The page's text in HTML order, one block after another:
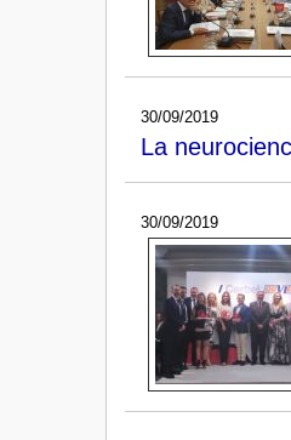
30/09/2019
La
30/09/2019